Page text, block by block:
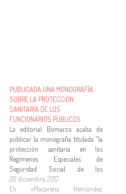
PUBLICADA UNA MONOGRAFÍA
SOBRE LA PROTECCIÓN
SANITARIA DE LOS
FUNCIONARIOS PÚBLICOS
La editorial Bomarzo acaba de
publicar la monografía titulada "la
protección sanitaria en los
Regímenes Especiales de
Seguridad Social de los
funcionarios públicos" cuya autora
es la profesora Macarena
20 diciembre, 2017
En «Macarena Hernández